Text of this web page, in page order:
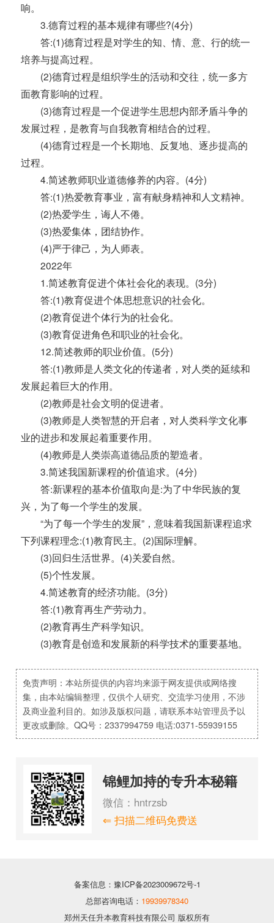
响。
3.德育过程的基本规律有哪些?(4分)
答:(1)德育过程是对学生的知、情、意、行的统一
培养与提高过程。
(2)德育过程是组织学生的活动和交往，统一多方
面教育影响的过程。
(3)德育过程是一个促进学生思想内部矛盾斗争的
发展过程，是教育与自我教育相结合的过程。
(4)德育过程是一个长期地、反复地、逐步提高的
过程。
4.简述教师职业道德修养的内容。(4分)
答:(1)热爱教育事业，富有献身精神和人文精神。
(2)热爱学生，诲人不倦。
(3)热爱集体，团结协作。
(4)严于律己，为人师表。
2022年
1.简述教育促进个体社会化的表现。(3分)
答:(1)教育促进个体思想意识的社会化。
(2)教育促进个体行为的社会化。
(3)教育促进角色和职业的社会化。
12.简述教师的职业价值。(5分)
答:(1)教师是人类文化的传递者，对人类的延续和
发展起着巨大的作用。
(2)教师是社会文明的促进者。
(3)教师是人类智慧的开启者，对人类科学文化事
业的进步和发展起着重要作用。
(4)教师是人类崇高道德品质的塑造者。
3.简述我国新课程的价值追求。(4分)
答:新课程的基本价值取向是:为了中华民族的复
兴，为了每一个学生的发展。
“为了每一个学生的发展”，意味着我国新课程追求
下列课程理念:(1)教育民主。(2)国际理解。
(3)回归生活世界。(4)关爱自然。
(5)个性发展。
4.简述教育的经济功能。(3分)
答:(1)教育再生产劳动力。
(2)教育再生产科学知识。
(3)教育是创造和发展新的科学技术的重要基地。
免责声明：本站所提供的内容均来源于网友提供或网络搜
集，由本站编辑整理，仅供个人研究、交流学习使用，不涉
及商业盈利目的。如涉及版权问题，请联系本站管理员予以
更改或删除。QQ号：2337994759 电话:0371-55939155
锦鲤加持的专升本秘籍
微信：hntrzsb
⇐ 扫描二维码免费送
备案信息：豫ICP备2023009672号-1
总部咨询电话： 19939978340
郑州天任升本教育科技有限公司 版权所有